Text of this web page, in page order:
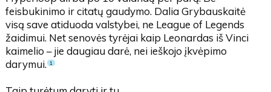
feisbukinimo ir citatų gaudymo. Dalia Grybauskaitė
visą save atiduoda valstybei, ne League of Legends
žaidimui. Net senovės tyrėjai kaip Leonardas iš Vinci
kaimelio – jie daugiau darė, nei ieškojo įkvėpimo
darymui.1